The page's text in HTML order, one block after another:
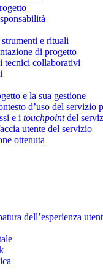
e rituali
di progetto
tecnici collaborativi
e la sua gestione
d’uso del servizio
e i touchpointdel
utente del servizio
ottenuta
dell’esperienza